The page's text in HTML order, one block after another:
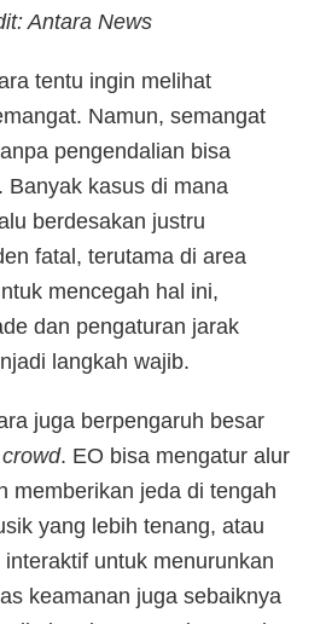
Antara News
tentu ingin melihat
Namun, semangat
pengendalian bisa
Banyak kasus di mana
berdesakan justru
fatal, terutama di area
mencegah hal ini,
dan pengaturan jarak
langkah wajib.
juga berpengaruh besar
crowd. EO bisa mengatur alur
memberikan jeda di tengah
yang lebih tenang, atau
untuk menurunkan
keamanan juga sebaiknya